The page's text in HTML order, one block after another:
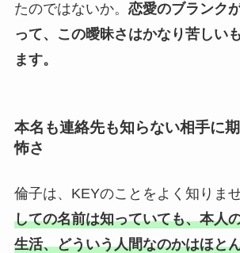
たのではないか。 恋愛のブランク
って、この曖昧さはかなり苦しい
ます。
本名も連絡先も知らない相手に
怖さ
倫子は、KEYのことをよく知りませ
しての名前は知っていても、本人
生活、どういう人間なのかはほと